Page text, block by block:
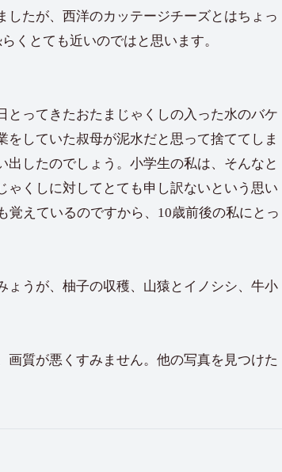
たが、西洋のカッテージチーズとはちょっ
くとても近いのではと思います。
とってきたおたまじゃくしの入った水のバケ
していた叔母が泥水だと思って捨ててしま
したのでしょう。小学生の私は、そんなと
ゃくしに対してとても申し訳ないという思い
えているのですから、10歳前後の私にとっ
うが、柚子の収穫、山猿とイノシシ、牛小
質が悪くすみません。他の写真を見つけた